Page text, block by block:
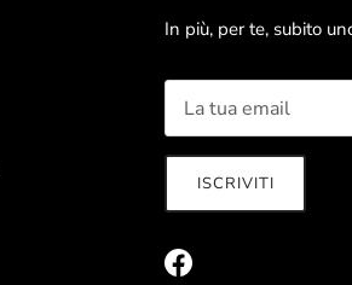
In più, per te, subito
ISCRIVITI
Facebook